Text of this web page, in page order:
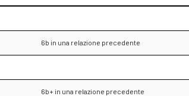
6b in una relazione precedente
6b+ in una relazione precedente